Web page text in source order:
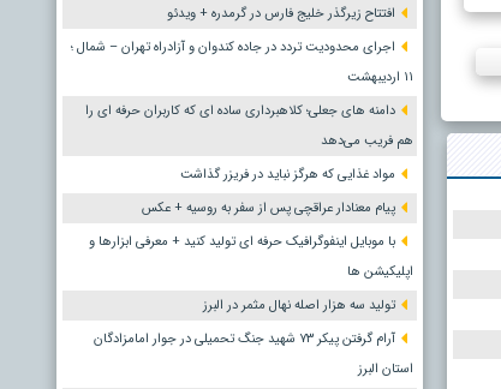
افتتاح زیرگذر خلیج فارس در گرمدره + ویدئو
اجرای محدودیت تردد در جاده کندوان و آزادراه تهران – شمال ؛
١١ اردیبهشت
دامنه های جعلی؛ کلاهبرداری ساده ای که کاربران حرفه ای را
هم فریب می‌دهد
مواد غذایی که هرگز نباید در فریزر گذاشت
پیام معنادار عراقچی پس از سفر به روسیه + عکس
با موبایل اینفوگرافیک حرفه ای تولید کنید + معرفی ابزارها و
اپلیکیشن ها
تولید سه هزار اصله نهال مثمر در البرز
آرام گرفتن پیکر ۷۳ شهید جنگ تحمیلی در جوار امامزادگان
استان البرز